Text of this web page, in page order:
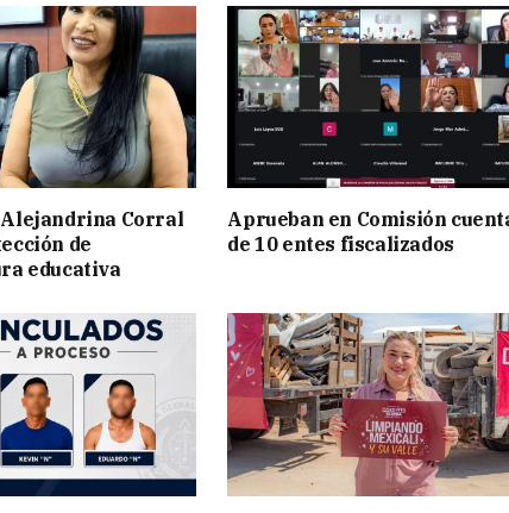
Alejandrina Corral
de
educativa
Aprueban en Comisión
de 10 entes fiscalizados